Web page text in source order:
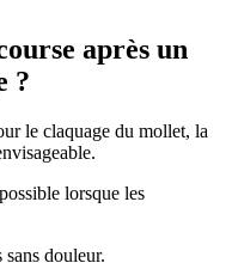
après un
?
le claquage du mollet, la
lorsque les
douleur.